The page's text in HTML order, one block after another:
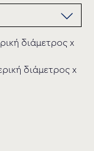
διάμετρος x
διάμετρος x